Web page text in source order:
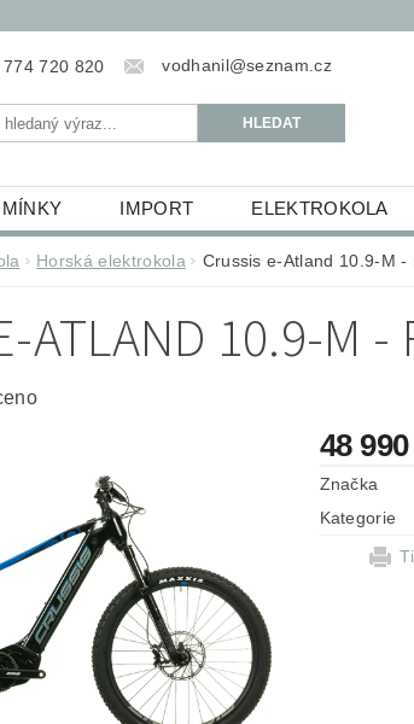
774 720 820 vodhanil@seznam.cz
IMPORT ELEKTROKOLA
HUDEBNINY
Horská elektrokola Crussis e-Atland 10.9-M -
ATLAND 10.9-M -
48
Značka
Kategorie